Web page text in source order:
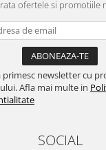
ofertele si promotiile
primesc newsletter cu
Afla mai multe in
SOCIAL